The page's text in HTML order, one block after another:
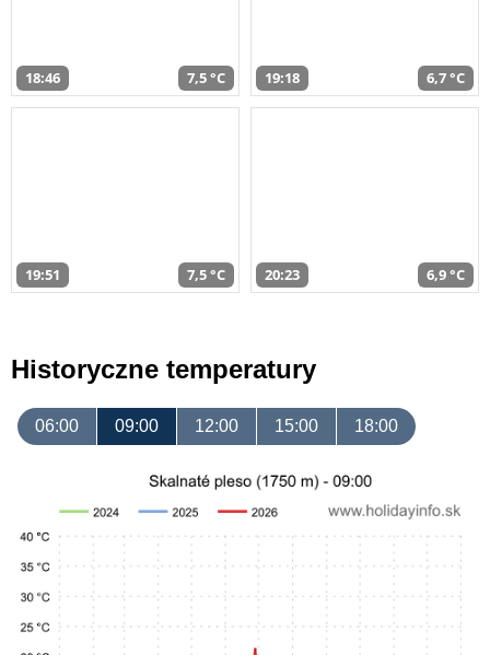
18:46 7,5 °C 19:18 6,7 °C
19:51 7,5 °C 20:23 6,9 °C
Historyczne temperatury
06:00 09:00 12:00 15:00 18:00